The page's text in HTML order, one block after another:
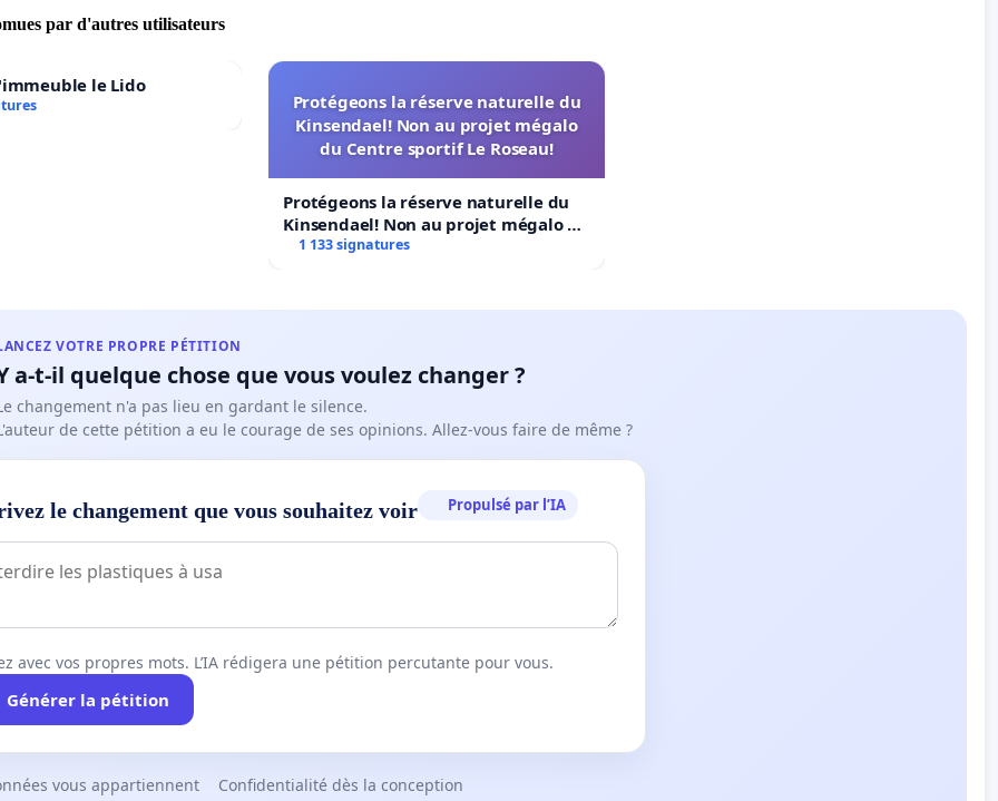
du GATT (Accord général sur les
et le commerce), de l'AGCS
général sur le commerce des services),
et de la privatisation signées en
avec les directives de la Banque
en déclarant : "Je veux
mon emploi". Elle a été détenue tous
entamé une grève de la faim. Elle a été
pour "protestations intensives".
QUI A ENTAMÉ UNE GRÈVE
FAIM PENDANT 324 JOURS,
AUX KHK'S. IL A ÉTÉ LIBÉRÉ
par d'autres utilisateurs
le Lido
Protégeons la réserve naturelle du
Kinsendael! Non au projet mégalo
du Centre sportif Le Roseau!
Protégeons la réserve naturelle du
Kinsendael! Non au projet mégalo du
Centre sportif Le Roseau!
1 133 signatures
VOTRE PROPRE PÉTITION
a-t-il quelque chose que vous voulez changer ?
changement n'a pas lieu en gardant le silence.
de cette pétition a eu le courage de ses opinions. Allez-vous faire de même ?
le changement que vous souhaitez voir Propulsé par l’IA
avec vos propres mots. L’IA rédigera une pétition percutante pour vous.
Générer la pétition
vous appartiennent Confidentialité dès la conception